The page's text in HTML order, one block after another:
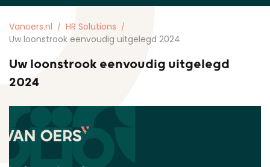
Vanoers.nl
HR Solutions
Uw loonstrook eenvoudig uitgelegd 2024
Uw loonstrook eenvoudig uitgelegd
2024